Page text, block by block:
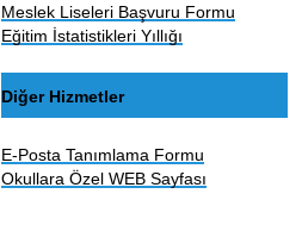
Meslek Liseleri Başvuru Formu
Eğitim İstatistikleri Yıllığı
Diğer Hizmetler
E-Posta Tanımlama Formu
Okullara Özel WEB Sayfası